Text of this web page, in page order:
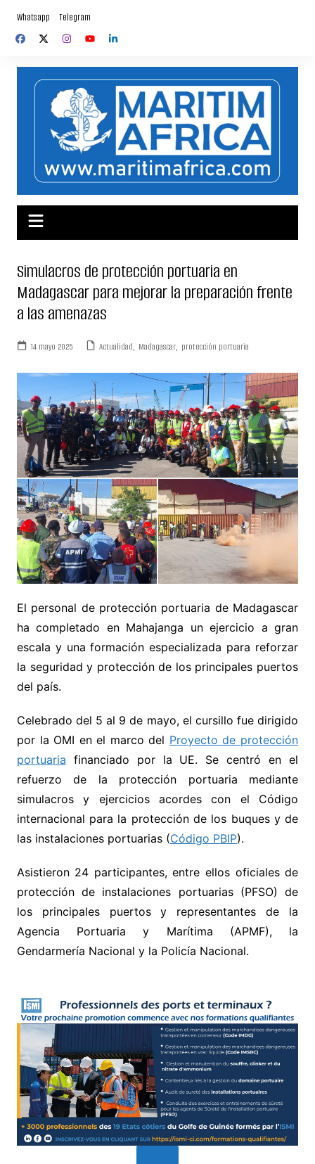
contenido
Whatsapp Telegram
Simulacros de protección portuaria en
Madagascar para mejorar la preparación frente
a las amenazas
14 mayo 2025 Actualidad, Madagascar, protección portuaria
El personal de protección portuaria de Madagascar
ha completado en Mahajanga un ejercicio a gran
escala y una formación especializada para reforzar
la seguridad y protección de los principales puertos
del país.
Celebrado del 5 al 9 de mayo, el cursillo fue dirigido
por la OMI en el marco del Proyecto de protección
portuaria financiado por la UE. Se centró en el
refuerzo de la protección portuaria mediante
simulacros y ejercicios acordes con el Código
internacional para la protección de los buques y de
las instalaciones portuarias (Código PBIP).
Asistieron 24 participantes, entre ellos oficiales de
protección de instalaciones portuarias (PFSO) de
los principales puertos y representantes de la
Agencia Portuaria y Marítima (APMF), la
Gendarmería Nacional y la Policía Nacional.